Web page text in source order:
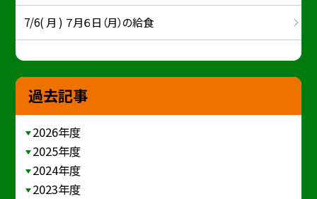
7/6( 月 ) ７月６日（月）の給食
過去記事
2026年度
2025年度
2024年度
2023年度